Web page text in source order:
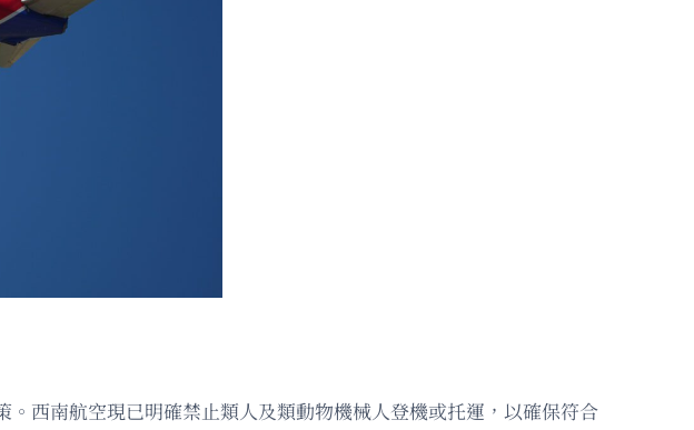
西南航空現已明確禁止類人及類動物機械人登機或托運，以確保符合